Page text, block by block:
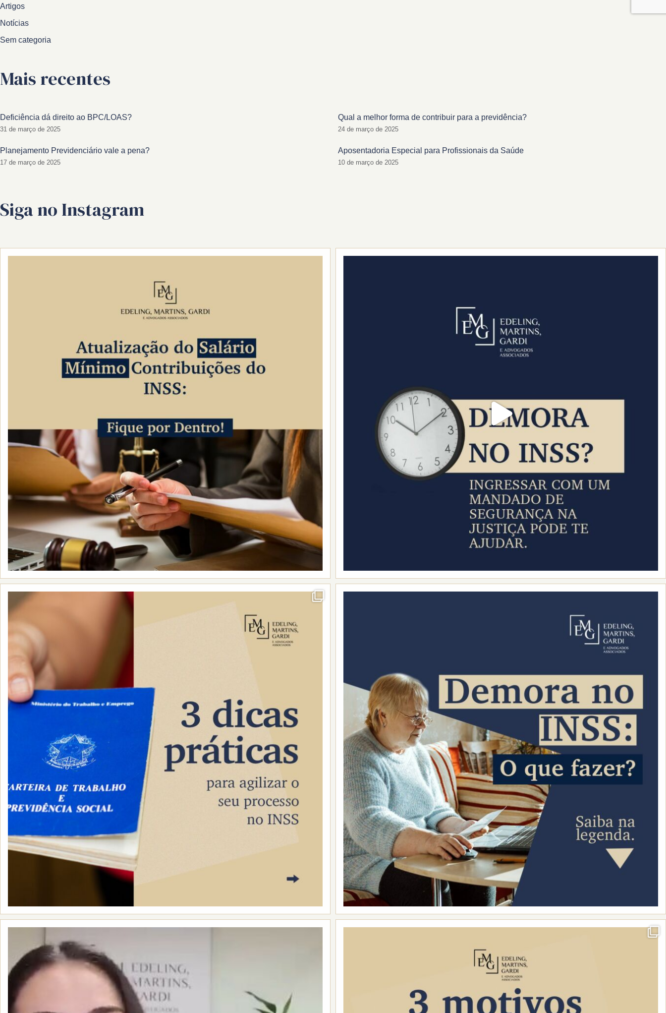
Artigos
Notícias
Sem categoria
Mais recentes
Deficiência dá direito ao BPC/LOAS?
31 de março de 2025
Qual a melhor forma de contribuir para a previdência?
24 de março de 2025
Planejamento Previdenciário vale a pena?
17 de março de 2025
Aposentadoria Especial para Profissionais da Saúde
10 de março de 2025
Siga no Instagram